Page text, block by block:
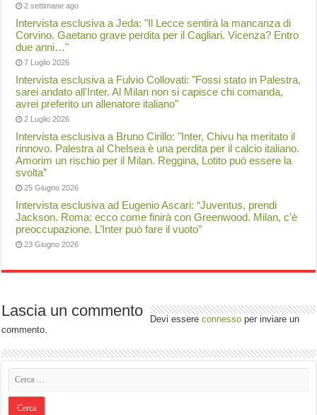
2 settimane ago
Intervista esclusiva a Jeda: "Il Lecce sentirà la mancanza di
Corvino. Gaetano grave perdita per il Cagliari. Vicenza? Entro
due anni…"
7 Luglio 2026
Intervista esclusiva a Fulvio Collovati: "Fossi stato in Palestra,
sarei andato all'Inter. Al Milan non si capisce chi comanda,
avrei preferito un allenatore italiano"
2 Luglio 2026
Intervista esclusiva a Bruno Cirillo: "Inter, Chivu ha meritato il
rinnovo. Palestra al Chelsea è una perdita per il calcio italiano.
Amorim un rischio per il Milan. Reggina, Lotito può essere la
svolta”
25 Giugno 2026
Intervista esclusiva ad Eugenio Ascari: “Juventus, prendi
Jackson. Roma: ecco come finirà con Greenwood. Milan, c’è
preoccupazione. L’Inter può fare il vuoto”
23 Giugno 2026
Lascia un commento Devi essereconnesso per inviare un
commento.